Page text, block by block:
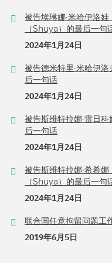
被告埃琳娜·米哈伊洛
（Shuya）的最后一句
2024年1月24日
被告德米特里·米哈伊
后一句话
2024年1月24日
被告斯维特拉娜·雷日
后一句话
2024年1月24日
被告斯维特拉娜·希希
（Shuya）的最后一句
2024年1月24日
联合国任意拘留问题工
2019年6月5日